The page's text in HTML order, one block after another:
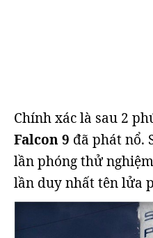
Chính xác là sau 2
Falcon 9 đã phát nổ.
lần phóng thử
lần duy nhất tên lửa